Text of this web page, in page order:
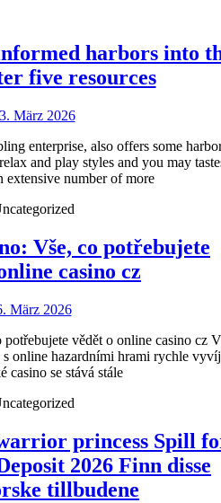
harbors into
five resourcesWhere
an
the
März 202613.
2026
enterprise, also offers some
and play styles and you may
extensive number of more
Vše, co potřebujete
casino cz
Vše,
co
o
online
März 20266.
2026
vědět o online casino cz V
s online hazardními hrami rychle
casino se stává stále
princess Spill
2026 Finn disse
tillbudene